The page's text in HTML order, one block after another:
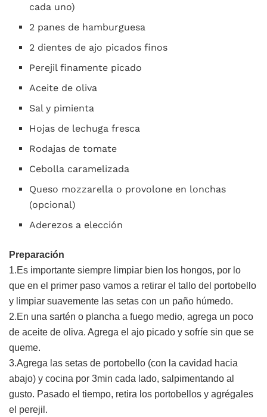
cada uno)
2 panes de hamburguesa
2 dientes de ajo picados finos
Perejil finamente picado
Aceite de oliva
Sal y pimienta
Hojas de lechuga fresca
Rodajas de tomate
Cebolla caramelizada
Queso mozzarella o provolone en lonchas
(opcional)
Aderezos a elección
Preparación
1.Es importante siempre limpiar bien los hongos, por lo
que en el primer paso vamos a retirar el tallo del portobello
y limpiar suavemente las setas con un paño húmedo.
2.En una sartén o plancha a fuego medio, agrega un poco
de aceite de oliva. Agrega el ajo picado y sofríe sin que se
queme.
3.Agrega las setas de portobello (con la cavidad hacia
abajo) y cocina por 3min cada lado, salpimentando al
gusto. Pasado el tiempo, retira los portobellos y agrégales
el perejil.